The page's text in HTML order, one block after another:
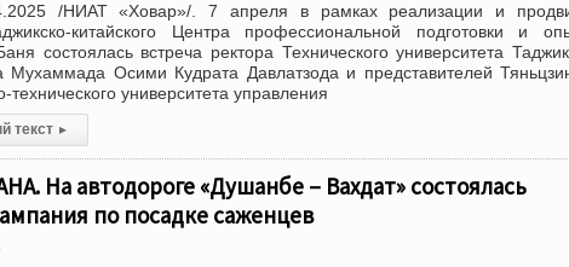
/НИАТ «Ховар»/. 7 апреля в рамках реализации и
китайского Центра профессиональной подготовки и
состоялась встреча ректора Технического университета
Мухаммада Осими Кудрата Давлатзода и представителей
университета управления
текст ▸
На автодороге «Душанбе – Вахдат» состоялась
по посадке саженцев